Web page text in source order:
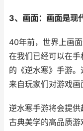
3、画面：画面是现
40年前，世界上画
在我们已经可以在
的《逆水寒》手游
来自玩家们对游戏画
逆水寒手游将会提
古典美学的高品质游